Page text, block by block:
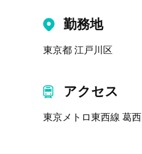
勤務地
東京都 江戸川区
アクセス
東京メトロ東西線 葛西